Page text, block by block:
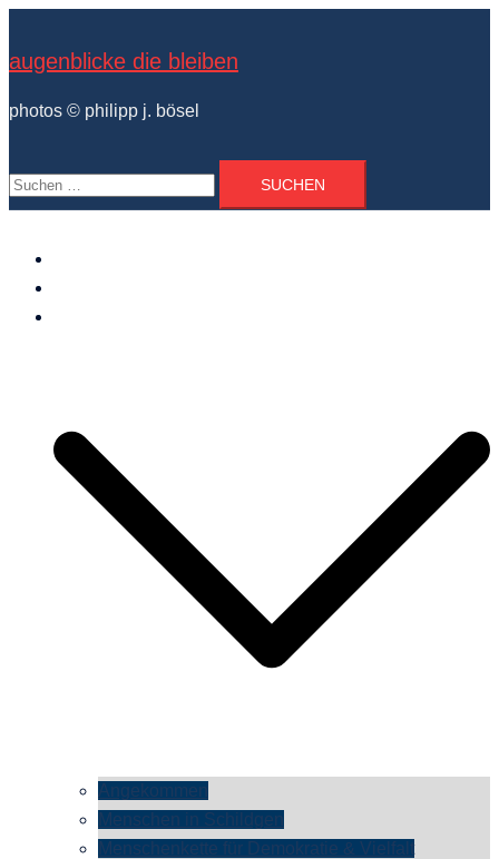
springen
augenblicke die bleiben
photos © philipp j. bösel
Suchen
nach:
Angekommen
Menschen in Schildgen
Menschenkette für Demokratie & Vielfalt